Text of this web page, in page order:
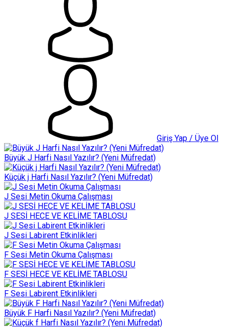
Giriş Yap / Üye Ol
Büyük J Harfi Nasıl Yazılır? (Yeni Müfredat)
Küçük j Harfi Nasıl Yazılır? (Yeni Müfredat)
J Sesi Metin Okuma Çalışması
J SESİ HECE VE KELİME TABLOSU
J Sesi Labirent Etkinlikleri
F Sesi Metin Okuma Çalışması
F SESİ HECE VE KELİME TABLOSU
F Sesi Labirent Etkinlikleri
Büyük F Harfi Nasıl Yazılır? (Yeni Müfredat)